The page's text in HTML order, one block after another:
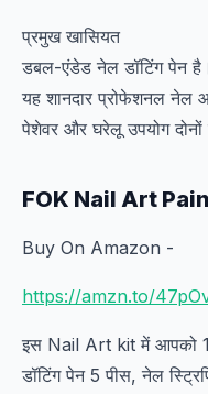
प्रमुख खासियत
डबल-एंडेड नेल डॉटिंग पेन है।
यह शानदार प्रोफेशनल नेल
पेशेवर और घरेलू उपयोग
FOK Nail Art
Buy On Amazon -
https://amzn.to/
इस Nail Art kit में आपको
डॉटिंग पेन 5 पीस, नेल